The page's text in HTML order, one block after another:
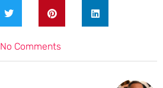
No Comments